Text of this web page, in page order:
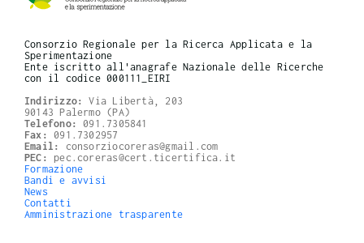
Consorzio Regionale per la Ricerca Applicata e la
Sperimentazione
Ente iscritto all'anagrafe Nazionale delle Ricerche
con il codice 000111_EIRI
Indirizzo: Via Libertà, 203
90143 Palermo (PA)
Telefono: 091.7305841
Fax: 091.7302957
Email:
consorziocoreras@gmail.com
PEC:
pec.coreras@cert.ticertifica.it
Formazione
Bandi e avvisi
News
Contatti
Amministrazione trasparente